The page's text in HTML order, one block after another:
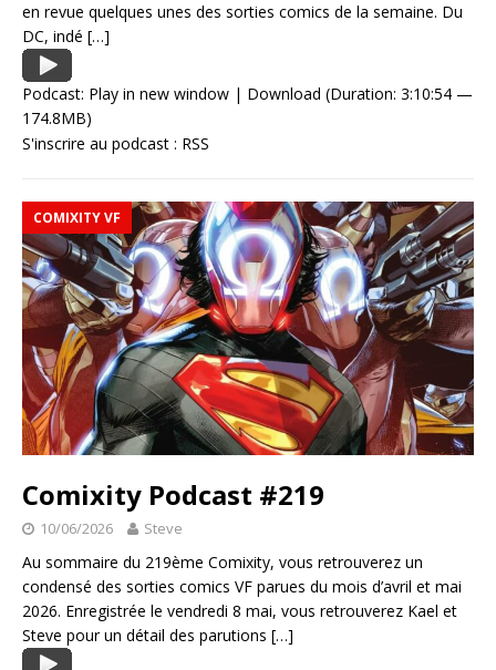
en revue quelques unes des sorties comics de la semaine. Du
DC, indé […]
Podcast: Play in new window | Download (Duration: 3:10:54 —
174.8MB)
S'inscrire au podcast : RSS
COMIXITY VF
Comixity Podcast #219
10/06/2026 Steve
Au sommaire du 219ème Comixity, vous retrouverez un
condensé des sorties comics VF parues du mois d’avril et mai
2026. Enregistrée le vendredi 8 mai, vous retrouverez Kael et
Steve pour un détail des parutions […]